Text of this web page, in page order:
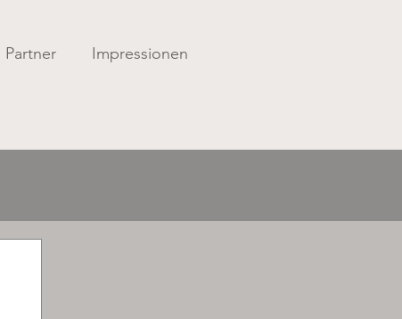
Partner Impressionen